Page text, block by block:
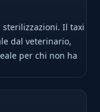
sterilizzazioni. Il taxi
dal veterinario,
per chi non ha